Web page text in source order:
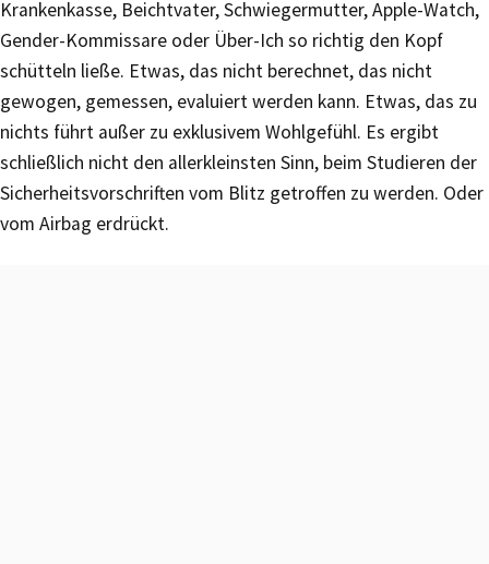
Krankenkasse, Beichtvater, Schwiegermutter, Apple-Watch,
Gender-Kommissare oder Über-Ich so richtig den Kopf
schütteln ließe. Etwas, das nicht berechnet, das nicht
gewogen, gemessen, evaluiert werden kann. Etwas, das zu
nichts führt außer zu exklusivem Wohlgefühl. Es ergibt
schließlich nicht den allerkleinsten Sinn, beim Studieren der
Sicherheitsvorschriften vom Blitz getroffen zu werden. Oder
vom Airbag erdrückt.